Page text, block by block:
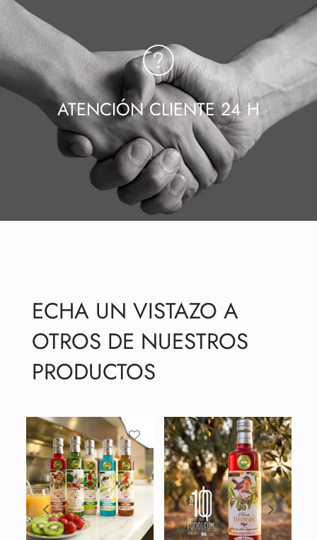
ATENCIÓN CLIENTE 24 H
ECHA UN VISTAZO A
OTROS DE NUESTROS
PRODUCTOS